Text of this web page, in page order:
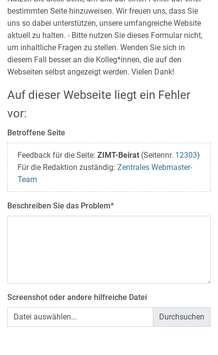
bestimmten Seite hinzuweisen. Wir freuen uns, dass Sie
uns so dabei unterstützen, unsere umfangreiche Website
aktuell zu halten. - Bitte nutzen Sie dieses Formular nicht,
um inhaltliche Fragen zu stellen. Wenden Sie sich in
diesem Fall besser an die Kolleg*innen, die auf den
Webseiten selbst angezeigt werden. Vielen Dank!
Auf dieser Webseite liegt ein Fehler
vor:
Betroffene Seite
Feedback für die Seite: ZIMT-Beirat (Seitennr. 12303)
Für die Redaktion zuständig: Zentrales Webmaster-
Team
Beschreiben Sie das Problem*
Screenshot oder andere hilfreiche Datei
Datei auswählen...